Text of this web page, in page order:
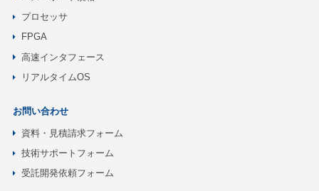
プロセッサ
FPGA
高速インタフェース
リアルタイムOS
お問い合わせ
資料・見積請求フォーム
技術サポートフォーム
受託開発依頼フォーム